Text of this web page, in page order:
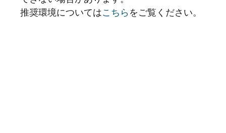
推奨環境についてはこちら をご覧ください。